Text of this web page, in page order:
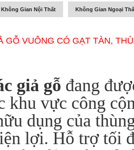
Không Gian Nội Thất Không Gian Ngoại
GỖ VUÔNG CÓ GẠT TÀN,
giả gỗ đang
khu vực công
dụng của
lợi. Hỗ trợ tối